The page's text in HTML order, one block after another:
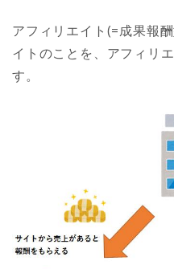
アフィリエイト(=成果報
イトのことを、アフィリ
す。